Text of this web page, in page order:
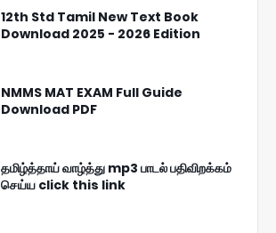
12th Std Tamil New Text Book
Download 2025 - 2026 Edition
NMMS MAT EXAM Full Guide
Download PDF
தமிழ்த்தாய் வாழ்த்து mp3 பாடல் பதிவிறக்கம்
செய்ய click this link